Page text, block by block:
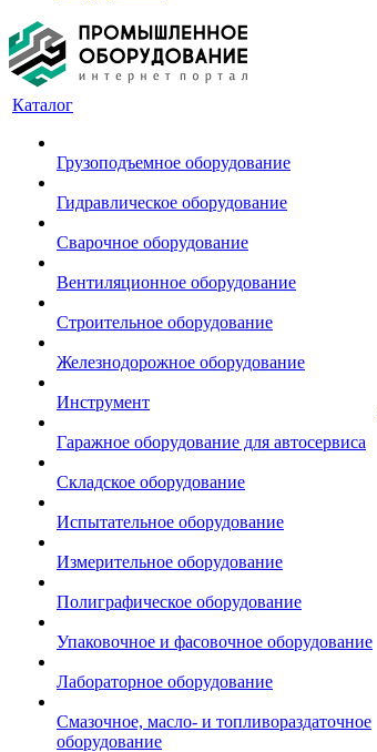
Каталог
Грузоподъемное оборудование
Гидравлическое оборудование
Сварочное оборудование
Вентиляционное оборудование
Строительное оборудование
Железнодорожное оборудование
Инструмент
Гаражное оборудование для автосервиса
Складское оборудование
Испытательное оборудование
Измерительное оборудование
Полиграфическое оборудование
Упаковочное и фасовочное оборудование
Лабораторное оборудование
Смазочное, масло- и топливораздаточное
оборудование